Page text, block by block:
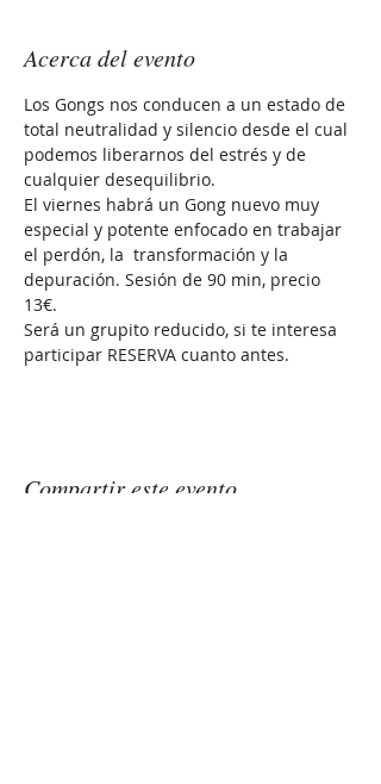
Acerca del evento
Los Gongs nos conducen a un estado de
total neutralidad y silencio desde el cual
podemos liberarnos del estrés y de
cualquier desequilibrio.
El viernes habrá un Gong nuevo muy
especial y potente enfocado en trabajar
el perdón, la  transformación y la
depuración. Sesión de 90 min, precio
13€.
Será un grupito reducido, si te interesa
participar RESERVA cuanto antes.
Compartir este evento